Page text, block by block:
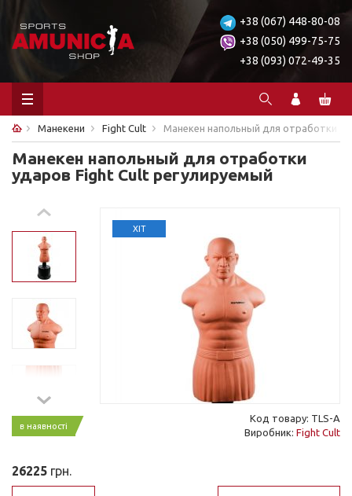
+38 (067) 448-80-08
+38 (050) 499-75-75
+38 (093) 072-49-35
Манекени Fight Cult Манекен напольный для отработки
Манекен напольный для отработки
ударов Fight Cult регулируемый
ХІТ
в наявності
Код товару: TLS-A
Виробник: Fight Cult
26225 грн.